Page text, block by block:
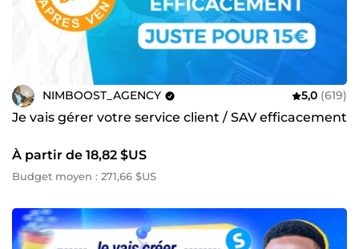
NIMBOOST_AGENCY 5,0 (619)
Je vais gérer votre service client / SAV efficacement
À partir de 18,82 $US
Budget moyen : 271,66 $US